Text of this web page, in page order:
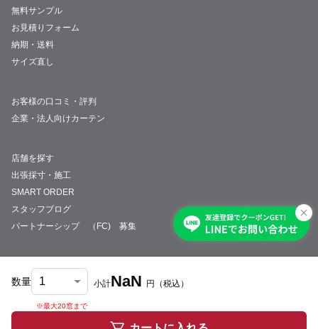
数量
※最大20窓まで
小計NaN 円 （税込）
無料サンプル
お見積りフォーム
納期・送料
サイズ直し
お客様の口コミ・評判
企業・法人向けカーテン
店舗を探す
出張採寸・施工
SMART ORDER
スタッフブログ
パートナーシップ （FC) 募集
会社概要 採用情報特定商取引法について
© JUST CURTAIN